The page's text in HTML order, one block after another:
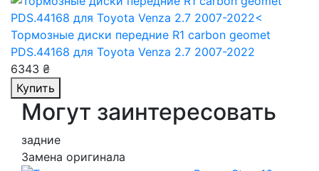
Тормозные диски передние R1 carbon geomet
PDS.44168 для Toyota Venza 2.7 2007-2022
6343 ₴
Купить
Могут заинтересовать
задние
Замена оригинала